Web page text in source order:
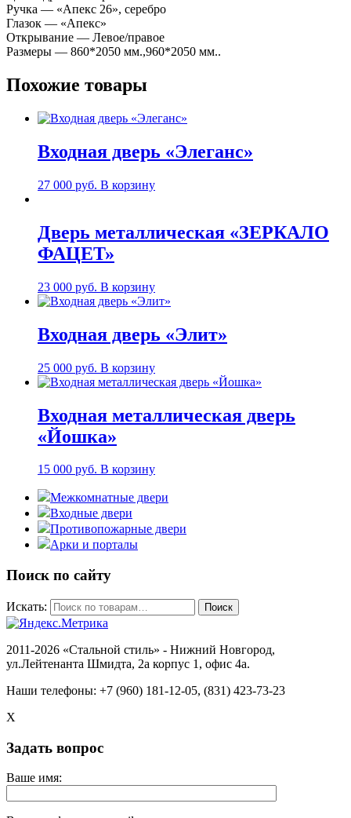
Ручка — «Апекс 26», серебро
Глазок — «Апекс»
Открывание — Левое/правое
Размеры — 860*2050 мм.,960*2050 мм..
Похожие товары
Входная дверь «Элеганс»
27 000 руб. В корзину
Дверь металлическая «ЗЕРКАЛО
ФАЦЕТ»
23 000 руб. В корзину
Входная дверь «Элит»
25 000 руб. В корзину
Входная металлическая дверь
«Йошка»
15 000 руб. В корзину
Межкомнатные двери
Входные двери
Противопожарные двери
Арки и порталы
Поиск по сайту
Искать: Поиск
2011-2026 «Стальной стиль» - Нижний Новгород,
ул.Лейтенанта Шмидта, 2а корпус 1, офис 4a.
Наши телефоны: +7 (960) 181-12-05, (831) 423-73-23
X
Задать вопрос
Ваше имя: